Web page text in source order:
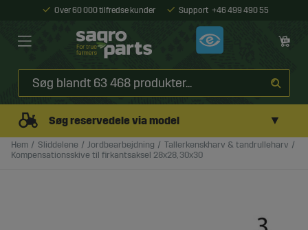
Over 60 000 tilfredse kunder Support +46 499 490 55
Søg reservedele via model ▼
Hem Sliddelene Jordbearbejdning
Tallerkenskharv & tandrulleharv
Kompensationsskive til firkantsaksel 28x28, 30x30